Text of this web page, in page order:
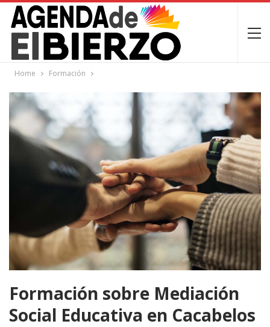
Home Formación
Formación sobre Mediación
Social Educativa en Cacabelos